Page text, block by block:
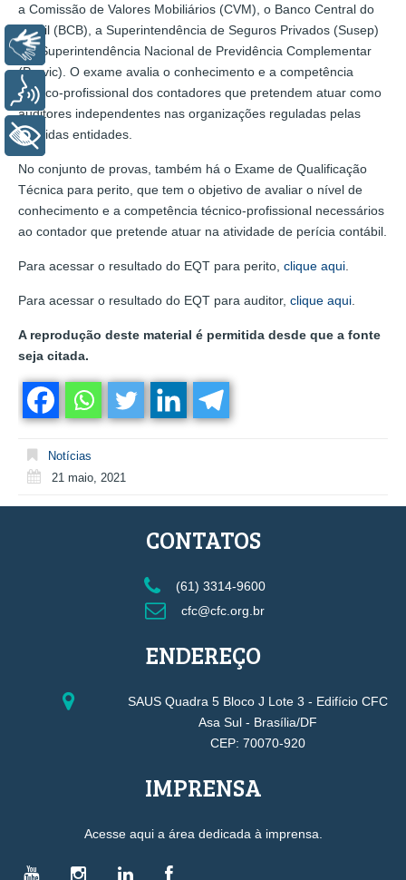
a Comissão de Valores Mobiliários (CVM), o Banco Central do
Brasil (BCB), a Superintendência de Seguros Privados (Susep)
e a Superintendência Nacional de Previdência Complementar
(Previc). O exame avalia o conhecimento e a competência
técnico-profissional dos contadores que pretendem atuar como
auditores independentes nas organizações reguladas pelas
referidas entidades.
No conjunto de provas, também há o Exame de Qualificação
Técnica para perito, que tem o objetivo de avaliar o nível de
conhecimento e a competência técnico-profissional necessários
ao contador que pretende atuar na atividade de perícia contábil.
Para acessar o resultado do EQT para perito, clique aqui
Para acessar o resultado do EQT para auditor, clique aqui
A reprodução deste material é permitida desde que a fonte
seja citada.
Notícias
21 maio, 2021
CONTATOS
(61) 3314-9600
cfc@cfc.org.br
ENDEREÇO
SAUS Quadra 5 Bloco J Lote 3 - Edifício CFC
Asa Sul - Brasília/DF
CEP: 70070-920
IMPRENSA
Acesse aqui a área dedicada à imprensa.
Libras
Voz
+ Acessibilidade